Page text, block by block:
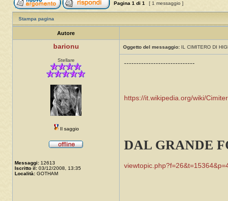
Pagina 1 di 1 [ 1 messaggio ]
Stampa pagina
Autore
barionu
Stellare
Il saggio
Messaggi: 12613
Iscritto il: 03/12/2008, 13:35
Località: GOTHAM
Oggetto del messaggio: IL CIMITERO DI
-----------------------------
https://it.wikipedia.org/wiki/
DAL GRANDE